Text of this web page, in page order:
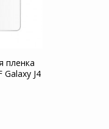
пленка
Galaxy J4